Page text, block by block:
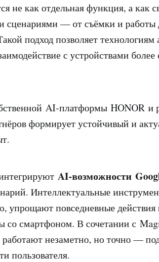
не как отдельная функция, а как
сценариями — от съёмки и работы
подход позволяет технологиям
с устройствами
AI-платформы HONOR
формирует устойчивый и
AI-возможности
Интеллектуальные
упрощают повседневные
со смартфоном. В сочетании с
незаметно, но точно —
пользователя.